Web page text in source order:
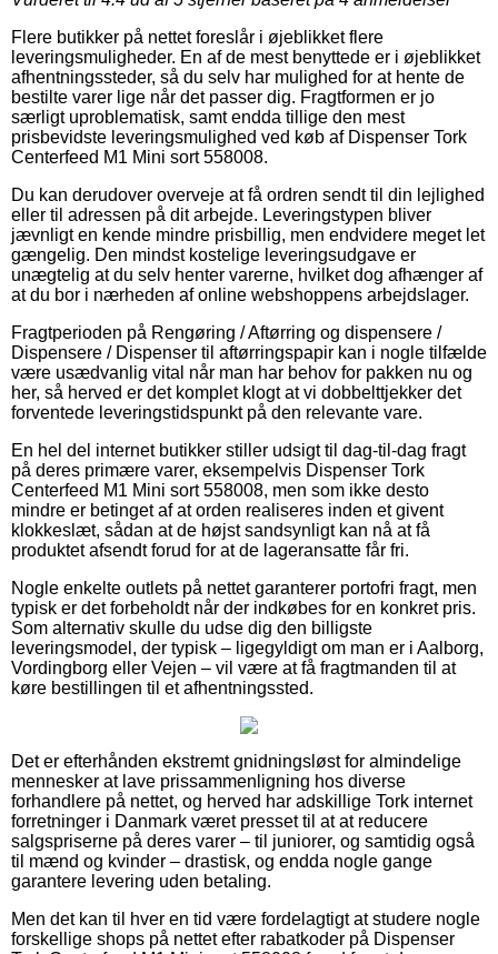
Flere butikker på nettet foreslår i øjeblikket flere
leveringsmuligheder. En af de mest benyttede er i øjeblikket
afhentningssteder, så du selv har mulighed for at hente de
bestilte varer lige når det passer dig. Fragtformen er jo
særligt uproblematisk, samt endda tillige den mest
prisbevidste leveringsmulighed ved køb af Dispenser Tork
Centerfeed M1 Mini sort 558008.
Du kan derudover overveje at få ordren sendt til din lejlighed
eller til adressen på dit arbejde. Leveringstypen bliver
jævnligt en kende mindre prisbillig, men endvidere meget let
gængelig. Den mindst kostelige leveringsudgave er
unægtelig at du selv henter varerne, hvilket dog afhænger af
at du bor i nærheden af online webshoppens arbejdslager.
Fragtperioden på Rengøring / Aftørring og dispensere /
Dispensere / Dispenser til aftørringspapir kan i nogle tilfælde
være usædvanlig vital når man har behov for pakken nu og
her, så herved er det komplet klogt at vi dobbelttjekker det
forventede leveringstidspunkt på den relevante vare.
En hel del internet butikker stiller udsigt til dag-til-dag fragt
på deres primære varer, eksempelvis Dispenser Tork
Centerfeed M1 Mini sort 558008, men som ikke desto
mindre er betinget af at orden realiseres inden et givent
klokkeslæt, sådan at de højst sandsynligt kan nå at få
produktet afsendt forud for at de lageransatte får fri.
Nogle enkelte outlets på nettet garanterer portofri fragt, men
typisk er det forbeholdt når der indkøbes for en konkret pris.
Som alternativ skulle du udse dig den billigste
leveringsmodel, der typisk – ligegyldigt om man er i Aalborg,
Vordingborg eller Vejen – vil være at få fragtmanden til at
køre bestillingen til et afhentningssted.
Det er efterhånden ekstremt gnidningsløst for almindelige
mennesker at lave prissammenligning hos diverse
forhandlere på nettet, og herved har adskillige Tork internet
forretninger i Danmark været presset til at at reducere
salgspriserne på deres varer – til juniorer, og samtidig også
til mænd og kvinder – drastisk, og endda nogle gange
garantere levering uden betaling.
Men det kan til hver en tid være fordelagtigt at studere nogle
forskellige shops på nettet efter rabatkoder på Dispenser